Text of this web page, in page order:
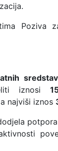
Poziva
iznosi
najviši iznos